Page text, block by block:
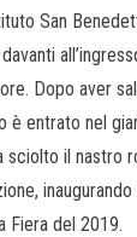
San
Dopo aver
è entrato nel
sciolto il nastro
Fiera del 2019.